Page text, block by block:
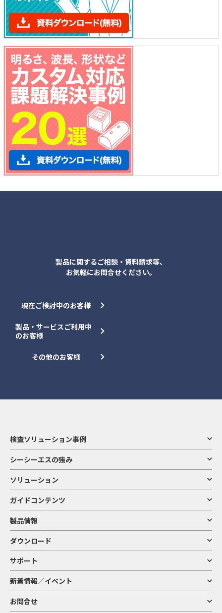
製品に関するご相談・資料請求等、
お気軽にお問合せください。
現在ご検討中のお客様
製品・サービスご利用中
のお客様
その他のお客様
検査ソリューション事例
シーシーエスの強み
ソリューション
ガイドコンテンツ
製品情報
ダウンロード
サポート
新着情報／イベント
お問合せ